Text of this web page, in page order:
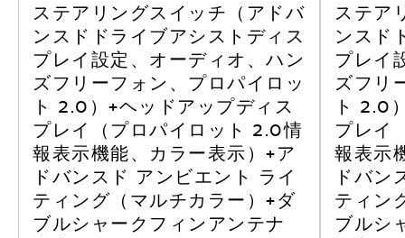
ステアリングスイッチ（アドバ
ンスドドライブアシストディス
プレイ設定、オーディオ、ハン
ズフリーフォン、プロパイロッ
ト 2.0）+ヘッドアップディス
プレイ（プロパイロット 2.0情
報表示機能、カラー表示）+ア
ドバンスド アンビエント ライ
ティング（マルチカラー）+ダ
ブルシャークフィンアンテナ
ステア
ンスド
プレイ
ズフリ
ト 2.0
プレイ
報表示
ドバン
ティン
ブルシ